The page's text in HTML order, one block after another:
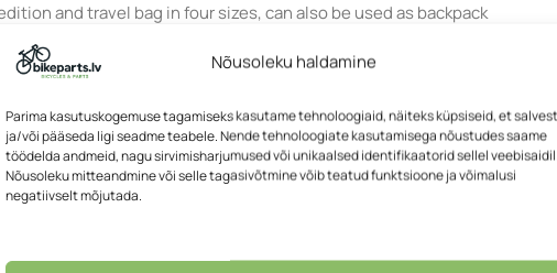
Nõusoleku haldamine
Parima kasutuskogemuse tagamiseks kasutame tehnoloogiaid, näiteks küpsiseid, et
ja/või pääseda ligi seadme teabele. Nende tehnoloogiate kasutamisega nõustudes saame
töödelda andmeid, nagu sirvimisharjumused või unikaalsed identifikaatorid sellel veebisaidil.
Nõusoleku mitteandmine või selle tagasivõtmine võib teatud funktsioone ja võimalusi
negatiivselt mõjutada.
and travel bag in four sizes, can also be used as backpack
also serve as handle
resistant fabric
back
of the bag
(updated version) with large opening for easy access
volume (not in 40 L version)
(not waterproof)
rigging